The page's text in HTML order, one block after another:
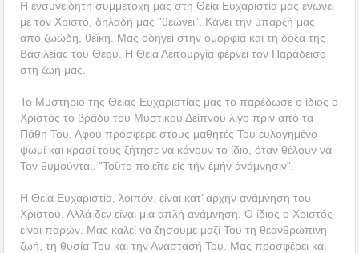
Η ενσυνείδητη συμμετοχή μας στη Θεία Ευχαριστία μας ενώνει
με τον Χριστό, δηλαδή μας “θεώνει”. Κάνει την ύπαρξή μας
από ζωώδη, θεϊκή. Μας οδηγεί στην ομορφιά και τη δόξα της
Βασιλείας του Θεού. Η Θεία Λειτουργία φέρνει τον Παράδεισο
στη ζωή μας.
Το Μυστήριο της Θείας Ευχαριστίας μας το παρέδωσε ο ίδιος ο
Χριστός το βράδυ του Μυστικού Δείπνου λίγο πριν από τα
Πάθη Του. Αφού πρόσφερε στους μαθητές Του ευλογημένο
ψωμί και κρασί τους ζήτησε να κάνουν το ίδιο, όταν θέλουν να
Τον θυμούνται. “Τοῦτο ποιεῖτε εἰς τήν ἐμήν ἀνάμνησιν”.
Η Θεία Ευχαριστία, λοιπόν, είναι κατ’ αρχήν ανάμνηση του
Χριστού. Αλλά δεν είναι μια απλή ανάμνηση. Ο ίδιος ο Χριστός
είναι παρών. Μας καλεί να ζήσουμε μαζί Του τη θεανθρώπινη
ζωή, τη θυσία Του και την Ανάστασή Του. Μας προσφέρει και